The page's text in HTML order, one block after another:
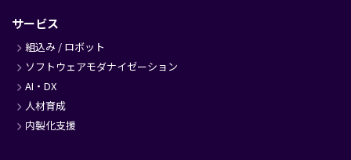
サービス
組込み / ロボット
ソフトウェアモダナイゼーション
AI・DX
人材育成
内製化支援